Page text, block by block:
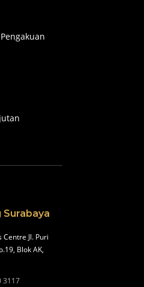
Surabaya
Centre Jl. Puri
Blok AK,
3117